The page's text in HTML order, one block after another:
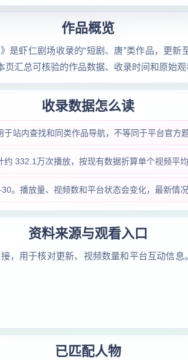
作品概览
是虾仁剧场收录的“短剧、唐”类作品，更新
汇总可核验的作品数据、收录时间和原始观
收录数据怎么读
于站内查找和同类作品导航，不等同于平台官方题
332.1万次播放，按现有数据折算单个视频平
。播放量、视频数和平台状态会变化，最新情况
资料来源与观看入口
，用于核对更新、视频数量和平台互动信息
已匹配人物